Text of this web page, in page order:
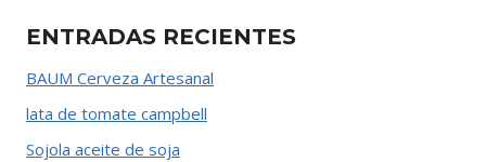
ENTRADAS RECIENTES
BAUM Cerveza Artesanal
lata de tomate campbell
Sojola aceite de soja